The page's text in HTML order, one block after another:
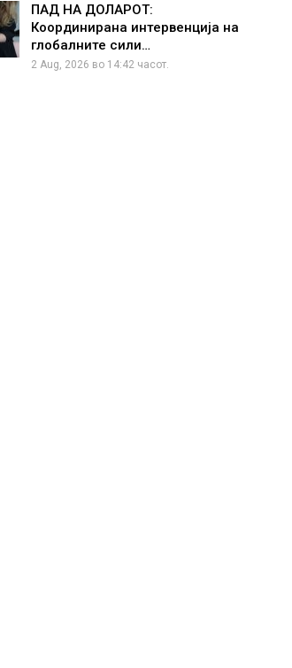
ПАД НА ДОЛАРОТ:
Координирана интервенција на
глобалните сили…
2 Aug, 2026 во 14:42 часот.